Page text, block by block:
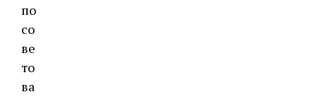
по
со
ве
то
ва